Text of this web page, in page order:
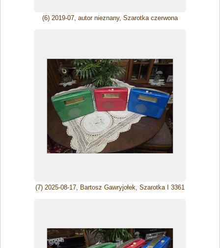
(6) 2019-07, autor nieznany, Szarotka czerwona
(7) 2025-08-17, Bartosz Gawryjołek, Szarotka I 3361